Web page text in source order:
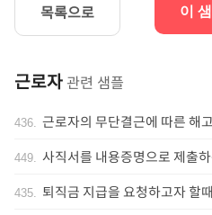
목록으로 이
근로자 관련 샘플
436. 근로자의 무단결근에 따른 해
449. 사직서를 내용증명으로 제출
435. 퇴직금 지급을 요청하고자 할때